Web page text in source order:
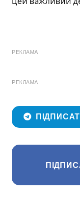
РЕКЛАМА
РЕКЛАМА